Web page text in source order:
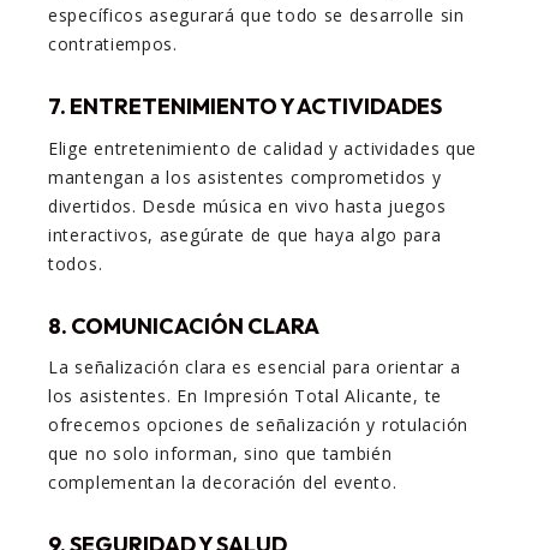
específicos asegurará que todo se desarrolle sin
contratiempos.
7. ENTRETENIMIENTO Y ACTIVIDADES
Elige entretenimiento de calidad y actividades que
mantengan a los asistentes comprometidos y
divertidos. Desde música en vivo hasta juegos
interactivos, asegúrate de que haya algo para
todos.
8. COMUNICACIÓN CLARA
La señalización clara es esencial para orientar a
los asistentes. En Impresión Total Alicante, te
ofrecemos opciones de señalización y rotulación
que no solo informan, sino que también
complementan la decoración del evento.